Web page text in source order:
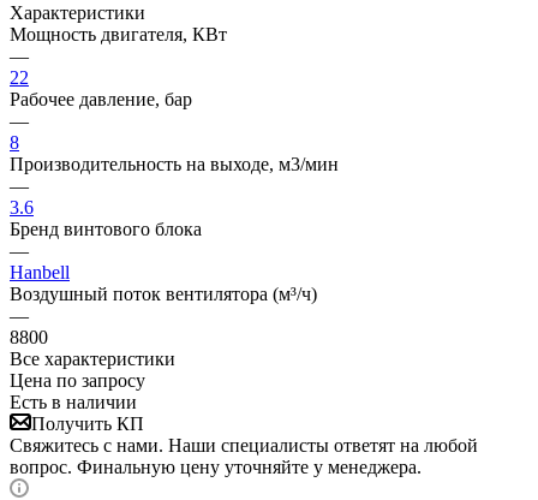
Характеристики
Мощность двигателя, КВт
—
22
Рабочее давление, бар
—
8
Производительность на выходе, м3/мин
—
3.6
Бренд винтового блока
—
Hanbell
Воздушный поток вентилятора (м³/ч)
—
8800
Все характеристики
Цена по запросу
Есть в наличии
Получить КП
Свяжитесь с нами. Наши специалисты ответят на любой
вопрос. Финальную цену уточняйте у менеджера.